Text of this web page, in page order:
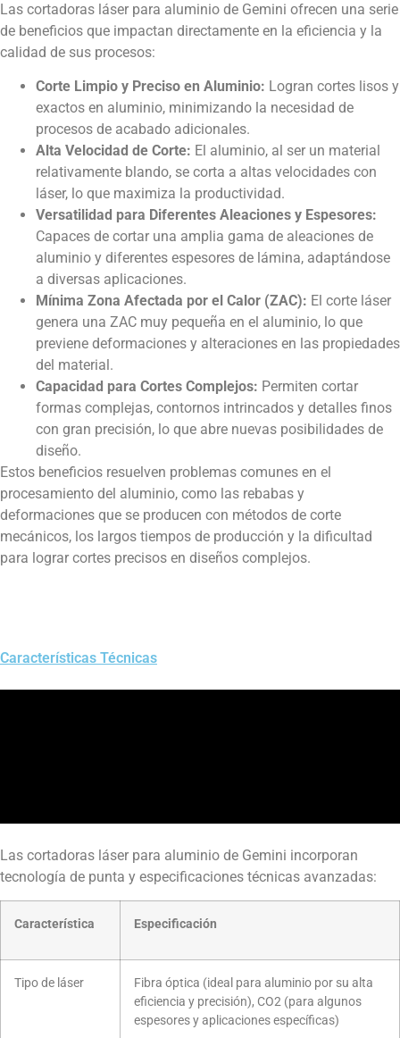
Las cortadoras láser para aluminio de Gemini ofrecen una serie
de beneficios que impactan directamente en la eficiencia y la
calidad de sus procesos:
Corte Limpio y Preciso en Aluminio: Logran cortes lisos y
exactos en aluminio, minimizando la necesidad de
procesos de acabado adicionales.
Alta Velocidad de Corte: El aluminio, al ser un material
relativamente blando, se corta a altas velocidades con
láser, lo que maximiza la productividad.
Versatilidad para Diferentes Aleaciones y Espesores:
Capaces de cortar una amplia gama de aleaciones de
aluminio y diferentes espesores de lámina, adaptándose
a diversas aplicaciones.
Mínima Zona Afectada por el Calor (ZAC): El corte láser
genera una ZAC muy pequeña en el aluminio, lo que
previene deformaciones y alteraciones en las propiedades
del material.
Capacidad para Cortes Complejos: Permiten cortar
formas complejas, contornos intrincados y detalles finos
con gran precisión, lo que abre nuevas posibilidades de
diseño.
Estos beneficios resuelven problemas comunes en el
procesamiento del aluminio, como las rebabas y
deformaciones que se producen con métodos de corte
mecánicos, los largos tiempos de producción y la dificultad
para lograr cortes precisos en diseños complejos.
Características Técnicas
Las cortadoras láser para aluminio de Gemini incorporan
tecnología de punta y especificaciones técnicas avanzadas:
Característica Especificación
Tipo de láser
Fibra óptica (ideal para aluminio por su alta
eficiencia y precisión), CO2 (para algunos
espesores y aplicaciones específicas)